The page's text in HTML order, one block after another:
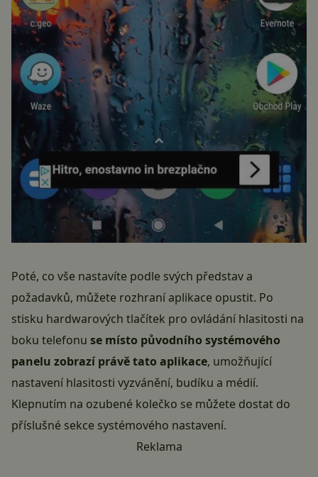
Poté, co vše nastavíte podle svých představ a
požadavků, můžete rozhraní aplikace opustit. Po
stisku hardwarových tlačítek pro ovládání hlasitosti na
boku telefonu se místo původního systémového
panelu zobrazí právě tato aplikace, umožňující
nastavení hlasitosti vyzvánění, budíku a médií.
Klepnutím na ozubené kolečko se můžete dostat do
příslušné sekce systémového nastavení.
Reklama